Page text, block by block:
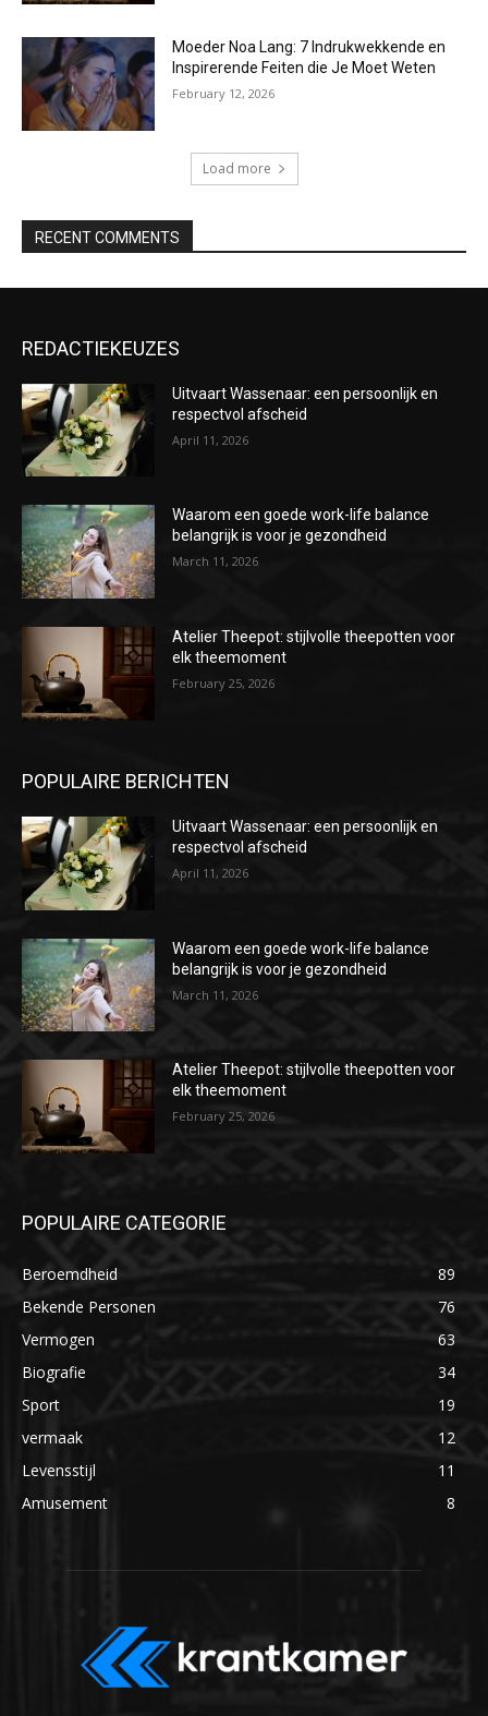
Moeder Noa Lang: 7 Indrukwekkende en
Inspirerende Feiten die Je Moet Weten
February 12, 2026
Load more
RECENT COMMENTS
REDACTIEKEUZES
Uitvaart Wassenaar: een persoonlijk en
respectvol afscheid
April 11, 2026
Waarom een goede work-life balance
belangrijk is voor je gezondheid
March 11, 2026
Atelier Theepot: stijlvolle theepotten voor
elk theemoment
February 25, 2026
POPULAIRE BERICHTEN
Uitvaart Wassenaar: een persoonlijk en
respectvol afscheid
April 11, 2026
Waarom een goede work-life balance
belangrijk is voor je gezondheid
March 11, 2026
Atelier Theepot: stijlvolle theepotten voor
elk theemoment
February 25, 2026
POPULAIRE CATEGORIE
Beroemdheid
89
Bekende Personen
76
Vermogen
63
Biografie
34
Sport
19
vermaak
12
Levensstijl
11
Amusement
8